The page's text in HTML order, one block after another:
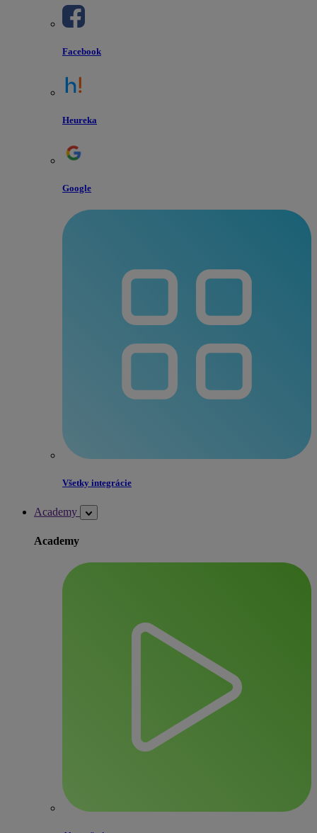
Facebook
Heureka
Google
Všetky integrácie
Academy
Academy